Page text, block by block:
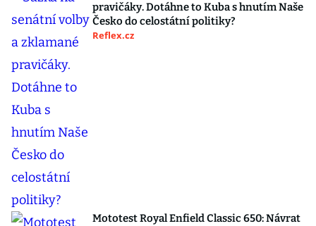
pravičáky. Dotáhne to Kuba s hnutím Naše
Česko do celostátní politiky?
Reflex.cz
Mototest Royal Enfield Classic 650: Návrat